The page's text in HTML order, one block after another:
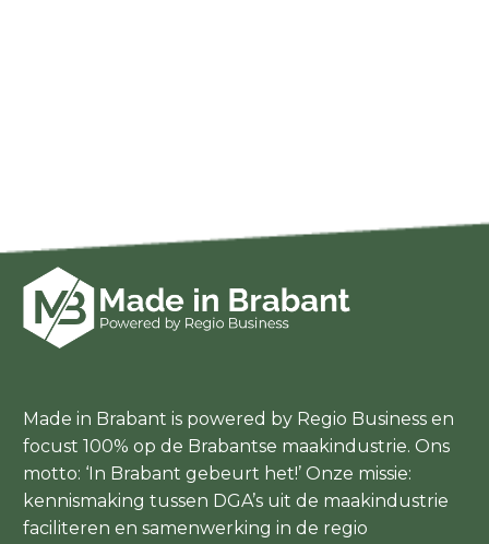
Made in Brabant is powered by Regio Business en
focust 100% op de Brabantse maakindustrie. Ons
motto: ‘In Brabant gebeurt het!’ Onze missie:
kennismaking tussen DGA’s uit de maakindustrie
faciliteren en samenwerking in de regio